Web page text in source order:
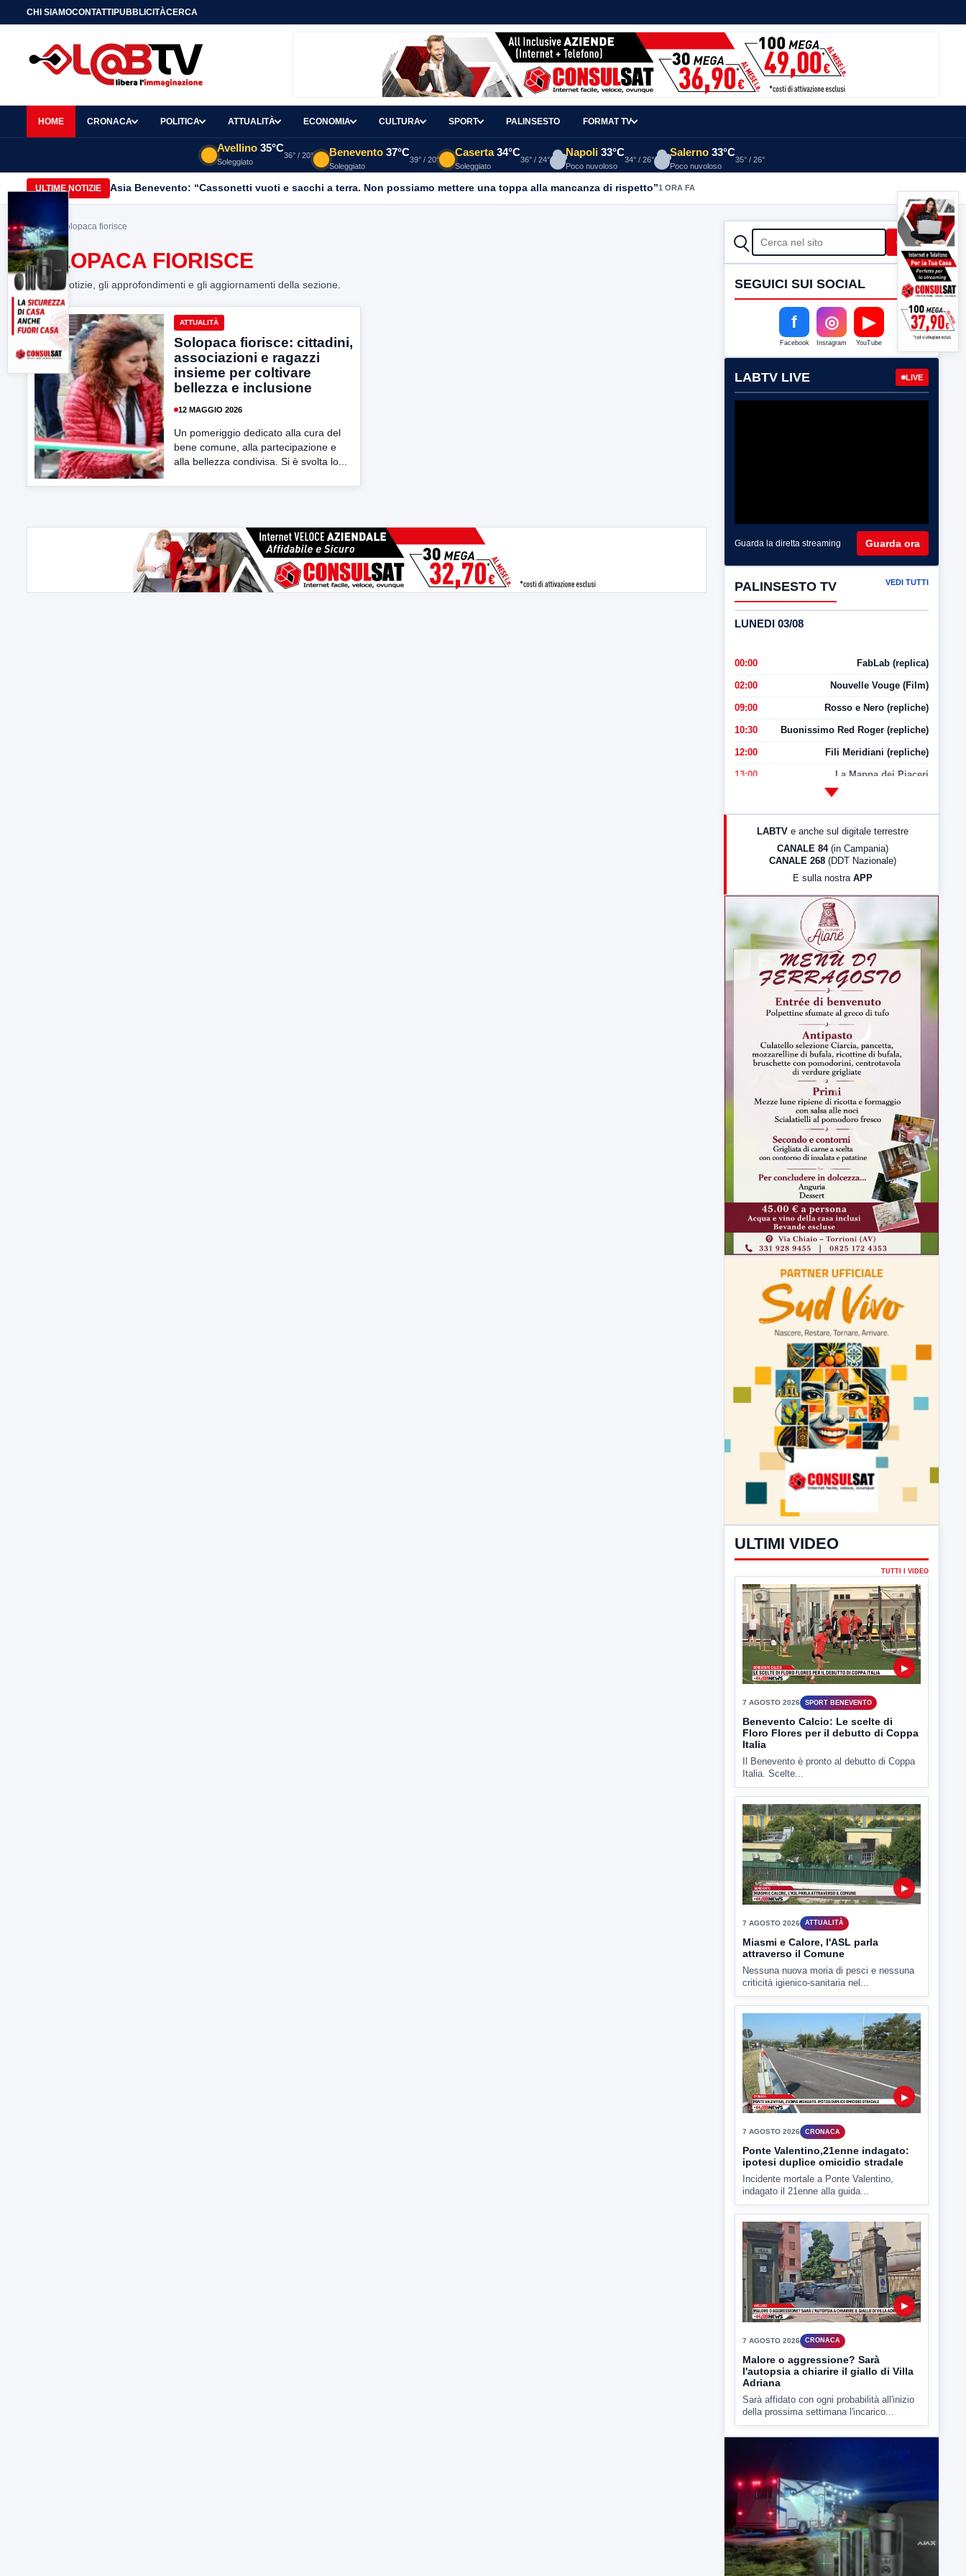
CHI SIAMOCONTATTIPUBBLICITÀCERCA
HOME CRONACA POLITICA ATTUALITÀ ECONOMIA CULTURA SPORT PALINSESTO FORMAT TV
Avellino 35°C
Soleggiato
36° / 20° Benevento 37°C
Soleggiato
39° / 20°
Caserta 34°C
Soleggiato
36° / 24°
Napoli 33°C
Poco nuvoloso
34° / 26°
Salerno 33°C
Poco nuvoloso
35° / 26°
ULTIME NOTIZIE Asia Benevento: “Cassonetti vuoti e sacchi a terra. Non possiamo mettere una toppa alla mancanza di rispetto”1 ORA FA
Home> Solopaca fiorisce
SOLOPACA FIORISCE
Tutte le notizie, gli approfondimenti e gli aggiornamenti della sezione.
ATTUALITÀ
Solopaca fiorisce: cittadini,
associazioni e ragazzi
insieme per coltivare
bellezza e inclusione
12 MAGGIO 2026
Un pomeriggio dedicato alla cura del
bene comune, alla partecipazione e
alla bellezza condivisa. Si è svolta lo...
CERCA Cerca
SEGUICI SUI SOCIAL
f
Facebook
◎
Instagram
▶
YouTube
LABTV LIVE LIVE
Guarda la diretta streaming Guarda ora
PALINSESTO TV VEDI TUTTI
LUNEDI 03/08
00:00 FabLab (replica)
02:00 Nouvelle Vouge (Film)
09:00 Rosso e Nero (repliche)
10:30 Buonissimo Red Roger (repliche)
12:00 Fili Meridiani (repliche)
13:00 La Mappa dei Piaceri
LabNews (Diretta)
LabNews (replica)
LABTV e anche sul digitale terrestre
CANALE 84 (in Campania)
CANALE 268 (DDT Nazionale)
E sulla nostra APP
ULTIMI VIDEO
▶
7 AGOSTO 2026 SPORT BENEVENTO
Benevento Calcio: Le scelte di
Floro Flores per il debutto di Coppa
Italia
Il Benevento è pronto al debutto di Coppa
Italia. Scelte...
▶
7 AGOSTO 2026 ATTUALITÀ
Miasmi e Calore, l'ASL parla
attraverso il Comune
Nessuna nuova moria di pesci e nessuna
criticità igienico-sanitaria nel...
▶
7 AGOSTO 2026 CRONACA
Ponte Valentino,21enne indagato:
ipotesi duplice omicidio stradale
Incidente mortale a Ponte Valentino,
indagato il 21enne alla guida...
▶
7 AGOSTO 2026 CRONACA
Malore o aggressione? Sarà
l'autopsia a chiarire il giallo di Villa
Adriana
Sarà affidato con ogni probabilità all'inizio
della prossima settimana l'incarico...